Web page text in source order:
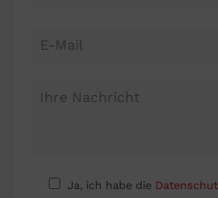
Ja, ich habe die